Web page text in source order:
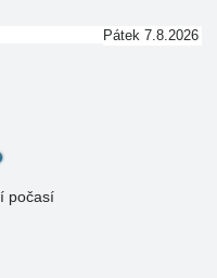
počasí
Pátek 7.8.2026